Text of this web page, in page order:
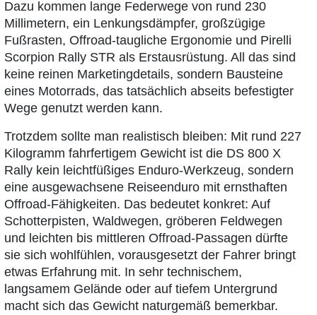
Dazu kommen lange Federwege von rund 230
Millimetern, ein Lenkungsdämpfer, großzügige
Fußrasten, Offroad-taugliche Ergonomie und Pirelli
Scorpion Rally STR als Erstausrüstung. All das sind
keine reinen Marketingdetails, sondern Bausteine
eines Motorrads, das tatsächlich abseits befestigter
Wege genutzt werden kann.
Trotzdem sollte man realistisch bleiben: Mit rund 227
Kilogramm fahrfertigem Gewicht ist die DS 800 X
Rally kein leichtfüßiges Enduro-Werkzeug, sondern
eine ausgewachsene Reiseenduro mit ernsthaften
Offroad-Fähigkeiten. Das bedeutet konkret: Auf
Schotterpisten, Waldwegen, gröberen Feldwegen
und leichten bis mittleren Offroad-Passagen dürfte
sie sich wohlfühlen, vorausgesetzt der Fahrer bringt
etwas Erfahrung mit. In sehr technischem,
langsamem Gelände oder auf tiefem Untergrund
macht sich das Gewicht naturgemäß bemerkbar.